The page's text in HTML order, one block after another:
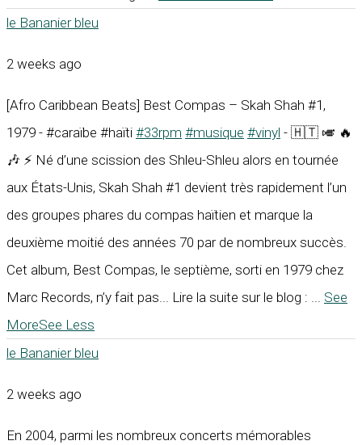
le Bananier bleu
2 weeks ago
[Afro Caribbean Beats] Best Compas – Skah Shah #1,
1979 - #caraïbe #haïti #33rpm #musique #vinyl - 🇭🇹 🎺 🔥
🎶 ⚡ Né d’une scission des Shleu-Shleu alors en tournée
aux États-Unis, Skah Shah #1 devient très rapidement l’un
des groupes phares du compas haïtien et marque la
deuxième moitié des années 70 par de nombreux succès.
Cet album, Best Compas, le septième, sorti en 1979 chez
Marc Records, n’y fait pas... Lire la suite sur le blog : ... See
MoreSee Less
le Bananier bleu
2 weeks ago
En 2004, parmi les nombreux concerts mémorables